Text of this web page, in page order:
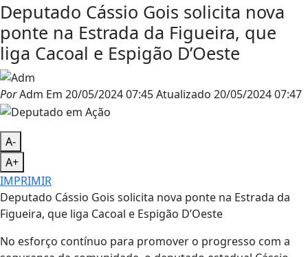
Deputado Cássio Gois solicita nova
ponte na Estrada da Figueira, que
liga Cacoal e Espigão D’Oeste
PorAdm Em 20/05/2024 07:45Atualizado 20/05/2024 07:47
A-
A+
IMPRIMIR
Deputado Cássio Gois solicita nova ponte na Estrada da
Figueira, que liga Cacoal e Espigão D’Oeste
No esforço contínuo para promover o progresso com a